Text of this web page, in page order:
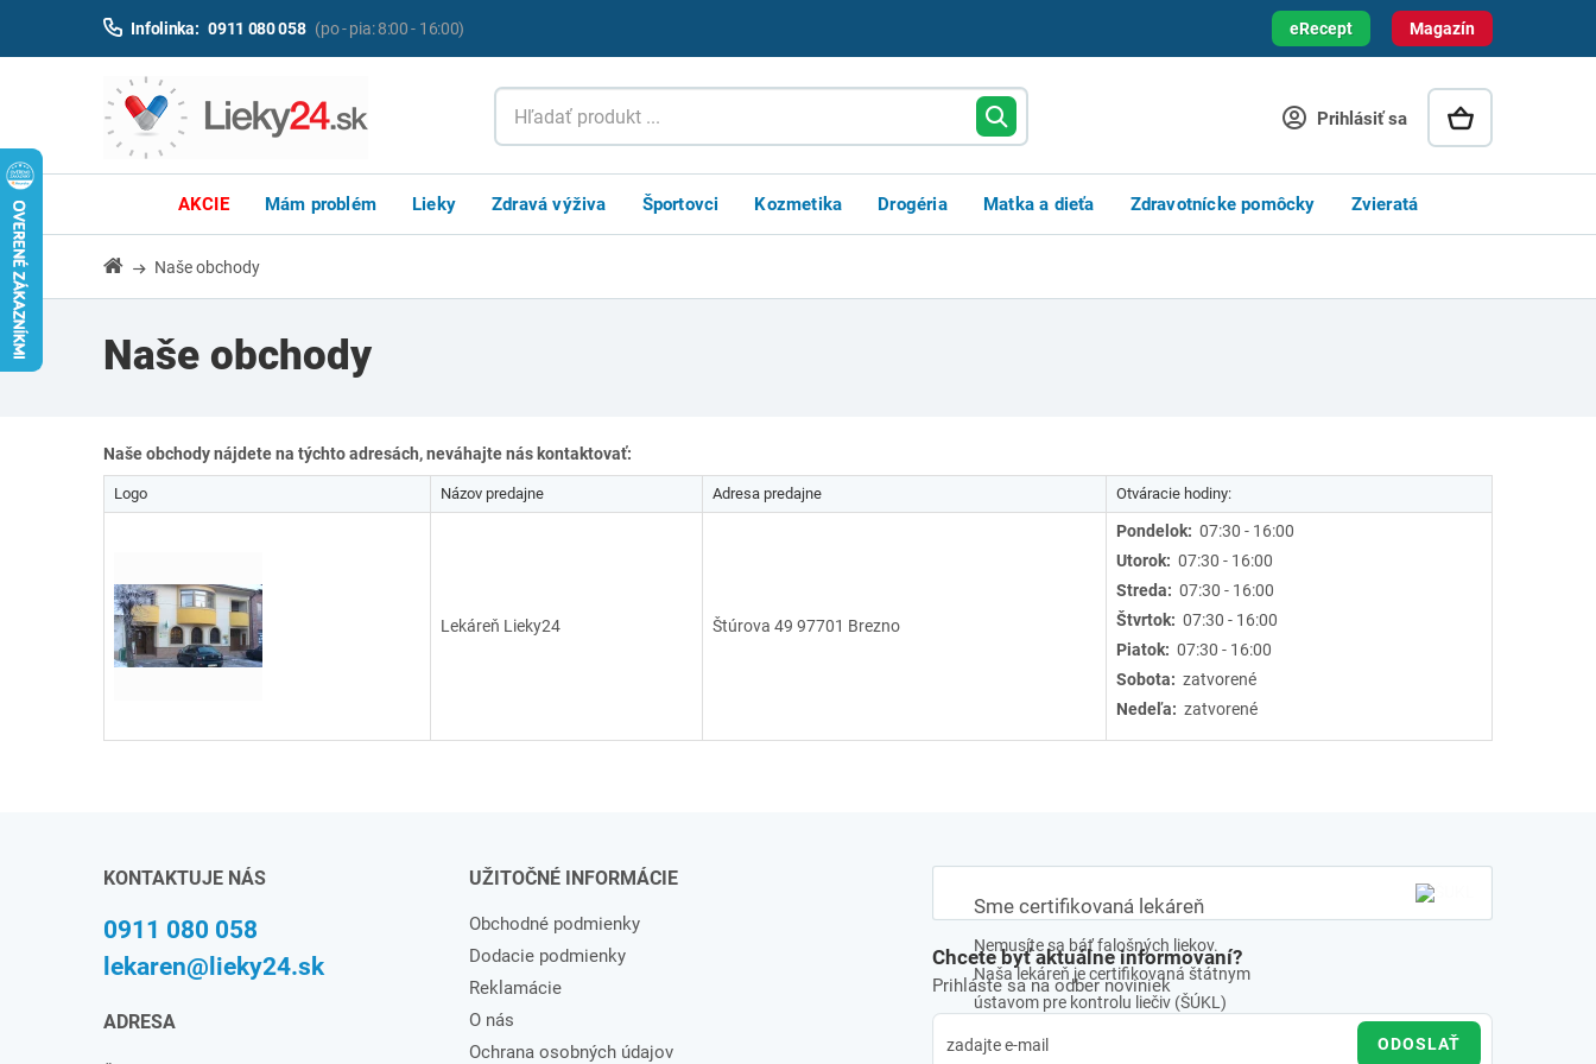
Magazín
Infolinka: 0911 080 058 (po - pia: 8:00 - 16:00) eRecept
Prihlásiť sa
AKCIE Mám problém Lieky Zdravá výživa Športovci Kozmetika Drogéria Matka a dieťa Zdravotnícke pomôcky Zvieratá
Naše obchody
Naše obchody
Naše obchody nájdete na týchto adresách, neváhajte nás kontaktovať:
Logo Názov predajne Adresa predajne Otváracie hodiny:
Lekáreň Lieky24 Štúrova 49 97701 Brezno
Pondelok: 07:30 - 16:00
Utorok: 07:30 - 16:00
Streda: 07:30 - 16:00
Štvrtok: 07:30 - 16:00
Piatok: 07:30 - 16:00
Sobota: zatvorené
Nedeľa: zatvorené
Sme certifikovaná lekáreň
Nemusíte sa báť falošných liekov.
Naša lekáreň je certifikovaná štátnym
ústavom pre kontrolu liečiv (ŠÚKL)
KONTAKTUJE NÁS
0911 080 058
lekaren@lieky24.sk
ADRESA
UŽITOČNÉ INFORMÁCIE
Obchodné podmienky
Dodacie podmienky
Reklamácie
O nás
Ochrana osobných údajov
Chcete byť aktuálne informovaní?
Prihláste sa na odber noviniek
ODOSLAŤ